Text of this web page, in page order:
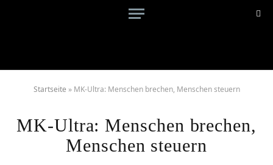
Startseite » MK-Ultra: Menschen brechen, Menschen steuern
MK-Ultra: Menschen brechen,
Menschen steuern